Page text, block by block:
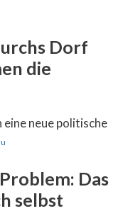
Dorf
die
neue politische
Das
selbst